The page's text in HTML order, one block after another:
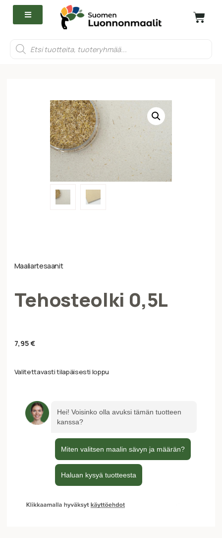
Maaliartesaanit
Tehosteolki 0,5L
7,95€
Valitettavasti tilapäisesti loppu